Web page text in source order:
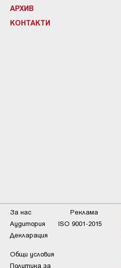
АРХИВ
КОНТАКТИ
За нас
Реклама
Аудитория
ISO 9001-2015
Декларация
Общи условия
Пoлитикa зa